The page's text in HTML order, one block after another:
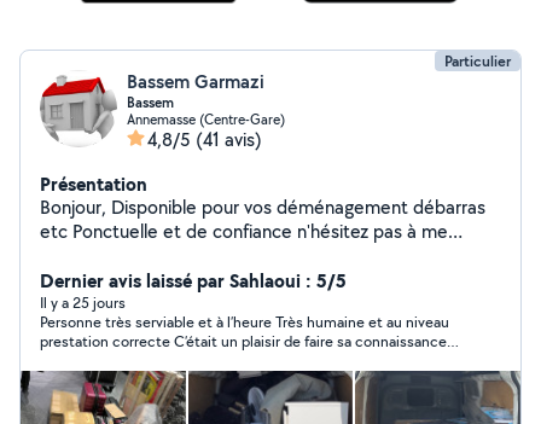
Particulier
Bassem Garmazi
Bassem
Annemasse (Centre-Gare)
4,8/5 (41 avis)
Présentation
Bonjour, Disponible pour vos déménagement débarras
etc Ponctuelle et de confiance n'hésitez pas à me
Dernier avis laissé par Sahlaoui : 5/5
Il y a 25 jours
Personne très serviable et à l’heure Très humaine et au niveau
prestation correcte C’était un plaisir de faire sa connaissance